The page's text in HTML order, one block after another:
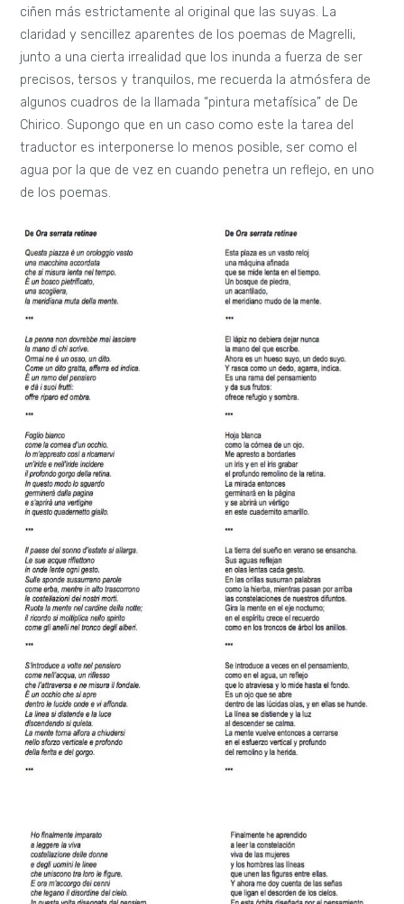
ciñen más estrictamente al original que las suyas. La
claridad y sencillez aparentes de los poemas de Magrelli,
junto a una cierta irrealidad que los inunda a fuerza de ser
precisos, tersos y tranquilos, me recuerda la atmósfera de
algunos cuadros de la llamada “pintura metafísica” de De
Chirico. Supongo que en un caso como este la tarea del
traductor es interponerse lo menos posible, ser como el
agua por la que de vez en cuando penetra un reflejo, en uno
de los poemas.